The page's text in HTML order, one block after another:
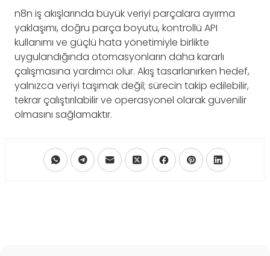
n8n iş akışlarında büyük veriyi parçalara ayırma
yaklaşımı, doğru parça boyutu, kontrollü API
kullanımı ve güçlü hata yönetimiyle birlikte
uygulandığında otomasyonların daha kararlı
çalışmasına yardımcı olur. Akış tasarlanırken hedef,
yalnızca veriyi taşımak değil; sürecin takip edilebilir,
tekrar çalıştırılabilir ve operasyonel olarak güvenilir
olmasını sağlamaktır.